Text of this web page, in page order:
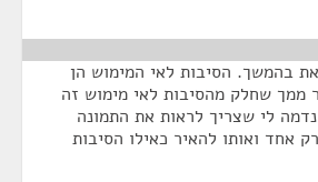
בהמשך. הסיבות לאי המימוש הן
ממך שחלק מהסיבות לאי מימוש זה
לי שצריך לראות את התמונה
אחד ואותו להאיר כאילו הסיבות